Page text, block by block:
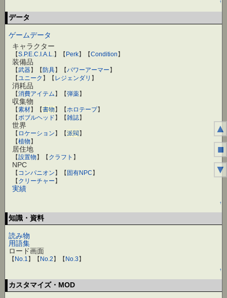
↑
データ
ゲームデータ
キャラクター
【S.P.E.C.I.A.L.】【 Perk】【Condition 】
装備品
【武器】【 防具】【パワーアーマー 】
【ユニーク 】【 レジェンダリ 】
消耗品
【消費アイテム 】【弾薬】
収集物
【素材】【書物 】【ホロテープ】
【ボブルヘッド 】【雑誌】
世界
【 ロケーション 】【派閥 】
【植物 】
居住地
【設置物 】【 クラフト 】
NPC
【 コンパニオン 】【 固有NPC 】
【 クリーチャー 】
実績
↑
知識・資料
読み物
用語集
ロード画面
【 No.1 】【 No.2 】【 No.3 】
↑
カスタマイズ・MOD
▲
■
▼